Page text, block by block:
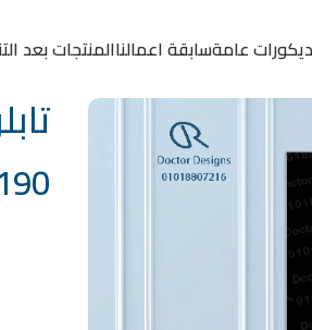
ديكورات عامةسابقة اعمالناالمنتجات بعد